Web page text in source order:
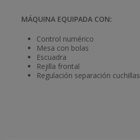
MÁQUINA EQUIPADA CON:
Control numérico
Mesa con bolas
Escuadra
Rejilla frontal
Regulación separación cuchillas